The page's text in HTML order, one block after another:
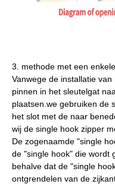
3. methode met een
Vanwege de installatie
pinnen in het sleutelgat
plaatsen.we gebruiken de
het slot met de naar
wij de single hook zipper
De zogenaamde "single
de "single hook" die wordt
behalve dat de "single
ontgrendelen van de